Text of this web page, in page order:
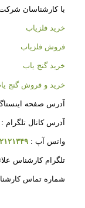
با کارشناسان
خرید فلزیاب
فروش فلزیاب
خرید گنج یاب
خرید و فروش گنج
آدرس صفحه
آدرس کانال تلگرام :
واتس آپ :
تلگرام کارشناس
شماره تماس